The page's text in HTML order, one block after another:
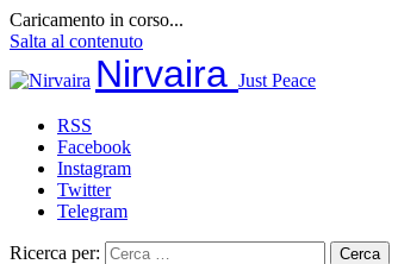
Caricamento in corso...
Salta al contenuto
Nirvaira Just Peace
RSS
Facebook
Instagram
Twitter
Telegram
Ricerca per: